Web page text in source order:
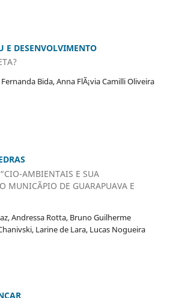
E DESENVOLVIMENTO
Bida, Anna FlÃ¡via Camilli Oliveira
AMBIENTAIS E SUA
MUNICÃPIO DE GUARAPUAVA E
Andressa Rotta, Bruno Guilherme
Larine de Lara, Lucas Nogueira